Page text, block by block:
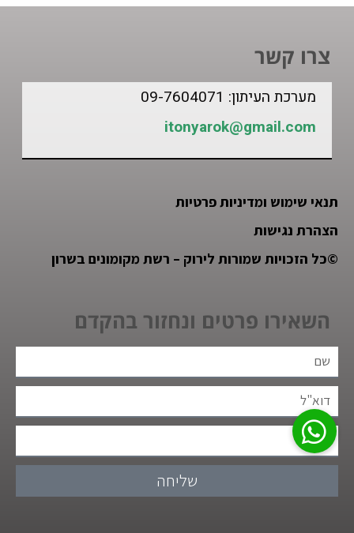
צרו קשר
מערכת העיתון: 09-7604071
itonyarok@gmail.com
תנאי שימוש ומדיניות פרטיות
הצהרת נגישות
©כל הזכויות שמורות לירוק – רשת מקומונים בשרון
השאירו פרטים ונחזור בהקדם
שליחה